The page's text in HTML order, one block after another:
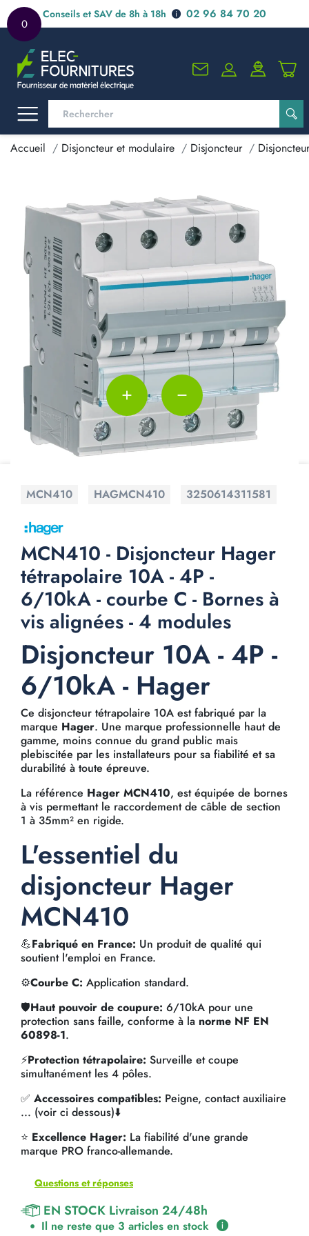
0
Conseils et SAV de 8h à 18h 02 96 84 70 20
Accueil Disjoncteur et modulaire Disjoncteur
MCN410 HAGMCN410 3250614311581
MCN410 - Disjoncteur Hager
tétrapolaire 10A - 4P -
6/10kA - courbe C - Bornes à
vis alignées - 4 modules
Disjoncteur 10A - 4P -
6/10kA - Hager
Ce disjoncteur tétrapolaire 10A est fabriqué par la
marque Hager. Une marque professionnelle haut de
gamme, moins connue du grand public mais
plebiscitée par les installateurs pour sa fiabilité et sa
durabilité à toute épreuve.
La référence Hager MCN410, est équipée de bornes
à vis permettant le raccordement de câble de section
1 à 35mm² en rigide.
L'essentiel du
disjoncteur Hager
MCN410
💪Fabriqué en France: Un produit de qualité qui
soutient l'emploi en France.
⚙️Courbe C: Application standard.
🛡️Haut pouvoir de coupure: 6/10kA pour une
protection sans faille, conforme à la norme NF EN
60898-1.
⚡Protection tétrapolaire: Surveille et coupe
simultanément les 4 pôles.
✅ Accessoires compatibles: Peigne, contact auxiliaire
... (voir ci dessous)⬇️
⭐ Excellence Hager: La fiabilité d'une grande
marque PRO franco-allemande.
Questions et réponses
EN STOCK Livraison 24/48h
Il ne reste que 3 articles en stock
add remove